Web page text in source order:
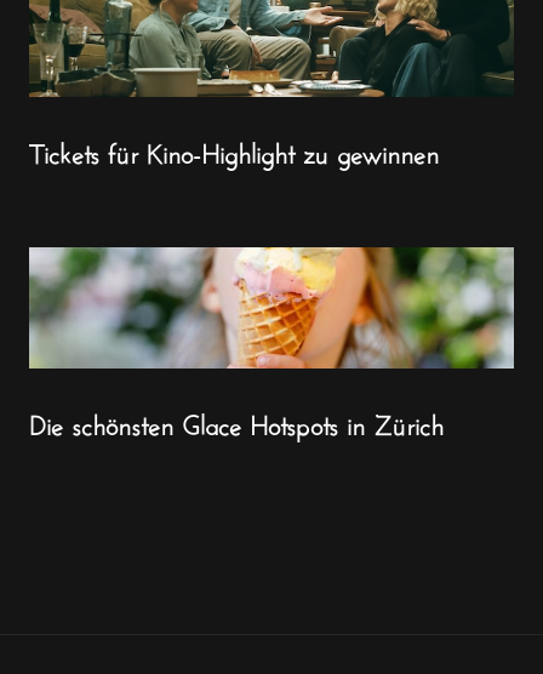
Tickets für Kino-Highlight zu gewinnen
Die schönsten Glace Hotspots in Zürich